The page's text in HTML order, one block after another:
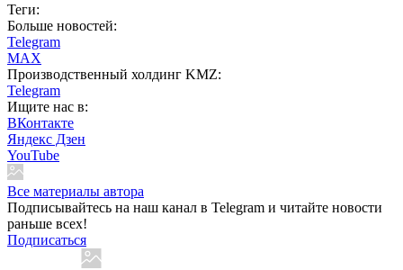
Теги:
Больше новостей:
Telegram
MAX
Производственный холдинг KMZ:
Telegram
Ищите нас в:
ВКонтакте
Яндекс Дзен
YouTube
Все материалы автора
Подписывайтесь на наш канал в Telegram и читайте новости
раньше всех!
Подписаться